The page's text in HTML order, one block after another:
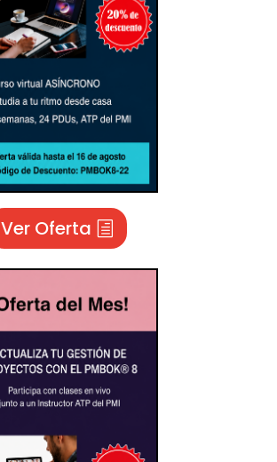
Ver Oferta